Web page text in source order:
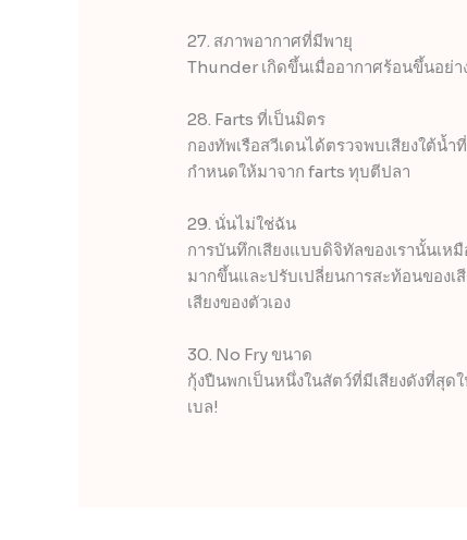
27. สภาพอากาศที่มีพายุ
Thunder เกิดขึ้นเมื่ออากาศร้อนขึ้นอย่า
28. Farts ที่เป็นมิตร
กองทัพเรือสวีเดนได้ตรวจพบเสียงใต้น้ำ
กำหนดให้มาจาก farts ทุบตีปลา
29. นั่นไม่ใช่ฉัน
การบันทึกเสียงแบบดิจิทัลของเรานั้นเห
มากขึ้นและปรับเปลี่ยนการสะท้อนของ
เสียงของตัวเอง
30. No Fry ขนาด
กุ้งปืนพกเป็นหนึ่งในสัตว์ที่มีเสียงดังที่สุด
เบล!